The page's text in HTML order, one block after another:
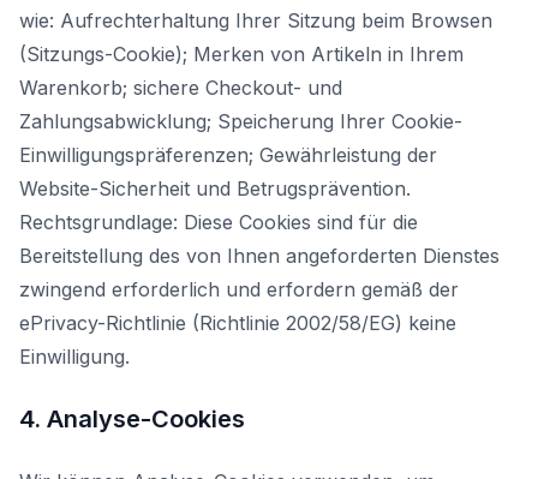
wie: Aufrechterhaltung Ihrer Sitzung beim Browsen
(Sitzungs-Cookie); Merken von Artikeln in Ihrem
Warenkorb; sichere Checkout- und
Zahlungsabwicklung; Speicherung Ihrer Cookie-
Einwilligungspräferenzen; Gewährleistung der
Website-Sicherheit und Betrugsprävention.
Rechtsgrundlage: Diese Cookies sind für die
Bereitstellung des von Ihnen angeforderten Dienstes
zwingend erforderlich und erfordern gemäß der
ePrivacy-Richtlinie (Richtlinie 2002/58/EG) keine
Einwilligung.
4. Analyse-Cookies